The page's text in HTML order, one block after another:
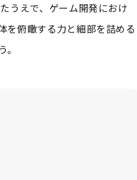
うえで、ゲーム開発におけ
を俯瞰する力と細部を詰める